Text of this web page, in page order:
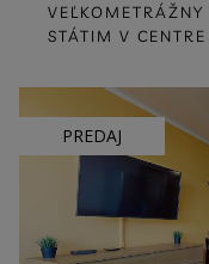
STÁTIM V
PREDAJ